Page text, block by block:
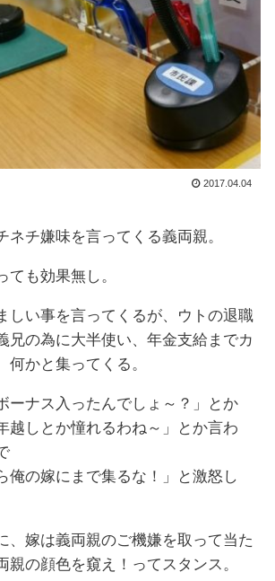
2017.04.04
ネチ嫌味を言ってくる義両親。
ても効果無し。
しい事を言ってくるが、ウトの退職
兄の為に大半使い、年金支給までカ
何かと集ってくる。
ーナス入ったんでしょ～？」とか
越しとか憧れるわね～」とか言わ
俺の嫁にまで集るな！」と激怒し
、嫁は義両親のご機嫌を取って当た
親の顔色を窺え！ってスタンス。